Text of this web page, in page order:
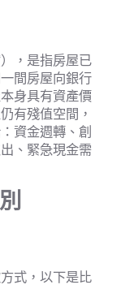
，是指房屋已
間房屋向銀行
身具有資產價
有殘值空間，
資金週轉、創
、緊急現金需
式，以下是比